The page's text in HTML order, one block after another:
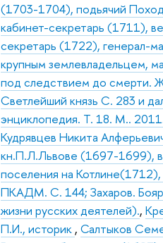
(1703-1704), подьячий
кабинет-секретарь (1711),
секретарь (1722), генерал-
крупным землевладельцем,
под следствием до смерти.
Светлейший князь С. 283 и
энциклопедия. Т. 18. М..
Кудрявцев Никита
кн.П.Л.Львове (1697-1699),
поселения на
ПКАДМ. С. 144; Захаров.
жизни русских деятелей).,
П.И., историк ,Салтыков